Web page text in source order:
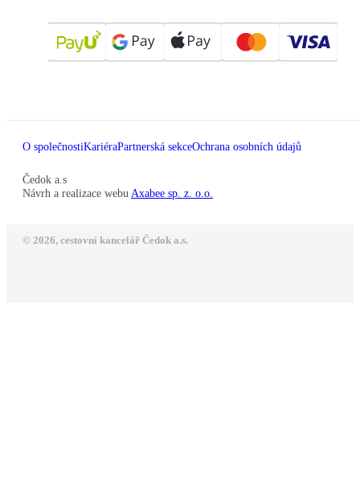
O společnostiKariéraPartnerská sekceOchrana osobních údajů
Čedok a.s
Návrh a realizace webu Axabee sp. z. o.o.
© 2026, cestovní kancelář Čedok a.s.